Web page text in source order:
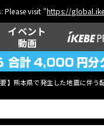
Please visit "https://
イベント
動画
要】熊本県で発生した地震に伴う